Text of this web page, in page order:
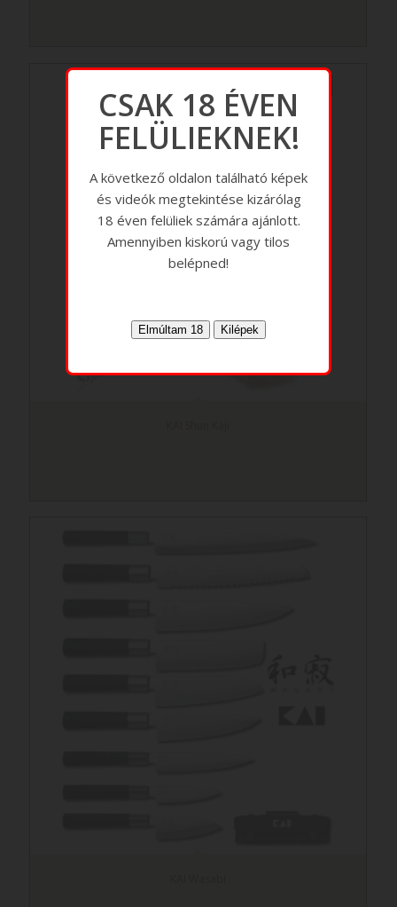
CSAK 18 ÉVEN
FELÜLIEKNEK!
A következő oldalon található képek
és videók megtekintése kizárólag
18 éven felüliek számára ajánlott.
Amennyiben kiskorú vagy tilos
belépned!